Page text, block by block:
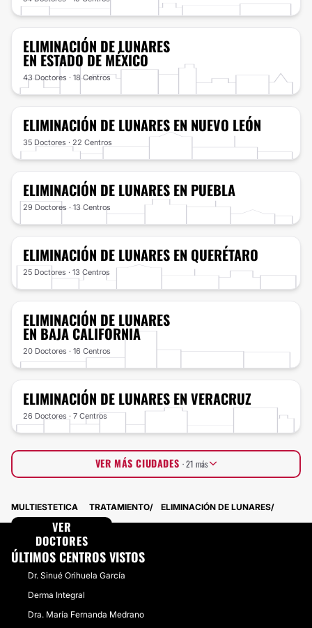
ELIMINACIÓN DE LUNARES
EN ESTADO DE MÉXICO
43 Doctores · 18 Centros
ELIMINACIÓN DE LUNARES EN NUEVO LEÓN
35 Doctores · 22 Centros
ELIMINACIÓN DE LUNARES EN PUEBLA
29 Doctores · 13 Centros
ELIMINACIÓN DE LUNARES EN QUERÉTARO
25 Doctores · 13 Centros
ELIMINACIÓN DE LUNARES
EN BAJA CALIFORNIA
20 Doctores · 16 Centros
ELIMINACIÓN DE LUNARES EN VERACRUZ
26 Doctores · 7 Centros
Yucatán 19 Doctores · 5 Centros
Michoacán 20 Doctores · 2 Centros
Coahuila
Oaxaca
Tamaulipas
Sinaloa
Chihuahua
Chiapas
VER MÁS CIUDADES · 21 más
VER
DOCTORES
MULTIESTETICA TRATAMIENTO ELIMINACIÓN DE LUNARES
ÚLTIMOS CENTROS VISTOS
Dr. Sinué Orihuela García
Derma Integral
Dra. María Fernanda Medrano